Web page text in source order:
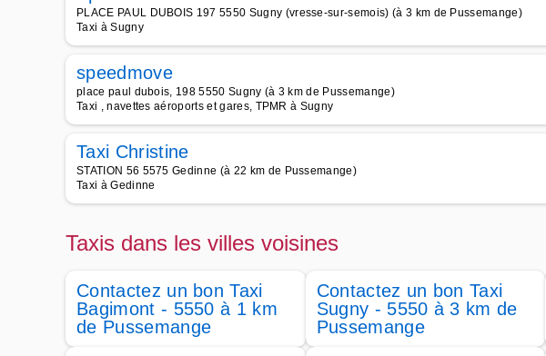
PLACE PAUL DUBOIS 197 5550 Sugny (vresse-sur-semois) (à 3 km de Pussemange)
Taxi à Sugny
speedmove
place paul dubois, 198 5550 Sugny (à 3 km de Pussemange)
Taxi , navettes aéroports et gares, TPMR à Sugny
Taxi Christine
STATION 56 5575 Gedinne (à 22 km de Pussemange)
Taxi à Gedinne
Taxis dans les villes voisines
Contactez un bon Taxi
Bagimont - 5550 à 1 km
de Pussemange
Contactez un bon Taxi
Sugny - 5550 à 3 km de
Pussemange